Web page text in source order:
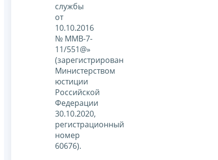
службы
от
10.10.2016
№ ММВ-7-
11/551@»
(зарегистрирован
Министерством
юстиции
Российской
Федерации
30.10.2020,
регистрационный
номер
60676).